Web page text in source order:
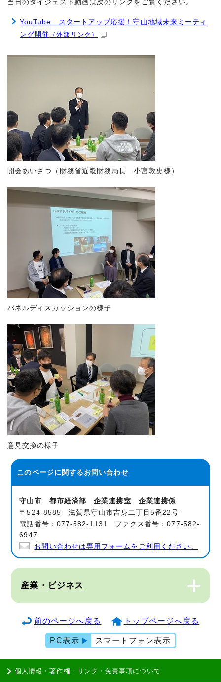
当日のダイジェスト動画は次のリンクをご覧ください。
YouTube スタートアップ応援！守山地域未来ミーティ
ング開催 （外部リンク）
開会あいさつ（財務省近畿財務局長 小宮敦史様）
パネルディスカッションの様子
意見交換の様子
このページに関するお問い合わせ
守山市 都市経済部 企業連携室 企業連携係
〒524-8585 滋賀県守山市吉身二丁目5番22号
電話番号：077-582-1131 ファクス番号：077-582-
6947
お問い合わせは専用フォームをご利用ください。
産業・ビジネス
前のページへ戻る トップページへ戻る
PC表示 スマートフォン表示
個人情報・著作権・リンク・免責事項について